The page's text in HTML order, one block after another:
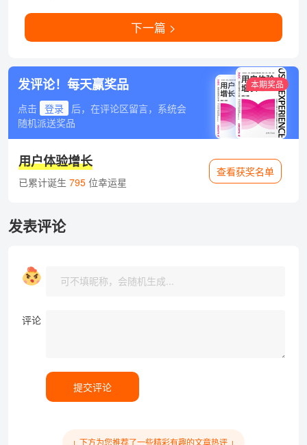
下一篇 >
发评论！每天赢奖品
点击 登录
后，在评论区留言，系统会
随机派送奖品
本期奖品
用户体验增长
已累计诞生 795位幸运星
查看获奖名单
发表评论
评论
提交评论
↓ 下方为您推荐了一些精彩有趣的文章热评 ↓